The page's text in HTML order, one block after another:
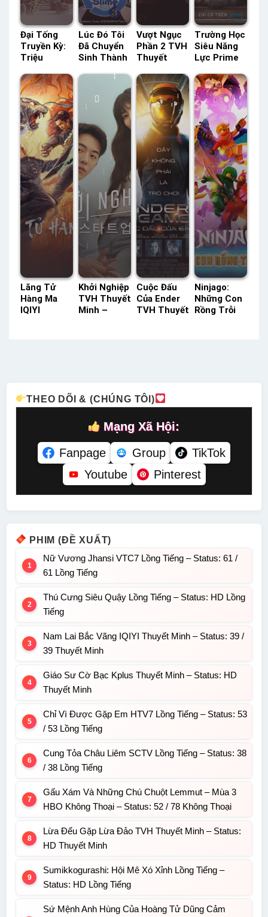
Đại Tống
Truyền Kỳ:
Triệu
SCTV Lồng
Tiếng –
Status: 72 /
72 Lồng
Tiếng
Lúc Đó Tôi
Đã Chuyển
Sinh Thành
3) ACE Lồng
Status: 26 /
Tiếng
Vượt Ngục
Phần 2 TVH
Thuyết
Status: 22 /
22 Thuyết
Minh
Trường Học
Siêu Năng
Lực Prime
– Status:
08 / 08
Lồng Tiếng
Lãng Tử
Hàng Ma
IQIYI
Khởi Nghiệp
TVH Thuyết
Minh –
Cuộc Đấu
Của Ender
TVH Thuyết
Ninjago:
Những Con
Rồng Trỗi
THEO DÕI & (CHÚNG TÔI)
Mạng Xã Hội:
Fanpage
Group
TikTok
Youtube
Pinterest
PHIM (ĐỀ XUẤT)
Nữ Vương Jhansi VTC7 Lồng Tiếng – Status: 61 /
61 Lồng Tiếng
Thú Cưng Siêu Quậy Lồng Tiếng – Status: HD Lồng
Tiếng
Nam Lai Bắc Vãng IQIYI Thuyết Minh – Status: 39 /
39 Thuyết Minh
Giáo Sư Cờ Bạc Kplus Thuyết Minh – Status: HD
Thuyết Minh
Chỉ Vì Được Gặp Em HTV7 Lồng Tiếng – Status: 53
/ 53 Lồng Tiếng
Cung Tỏa Châu Liêm SCTV Lồng Tiếng – Status: 38
/ 38 Lồng Tiếng
Gấu Xám Và Những Chú Chuột Lemmut – Mùa 3
HBO Không Thoại – Status: 52 / 78 Không Thoại
Lừa Đểu Gặp Lừa Đảo TVH Thuyết Minh – Status:
HD Thuyết Minh
Sumikkogurashi: Hội Mê Xó Xỉnh Lồng Tiếng –
Status: HD Lồng Tiếng
Sứ Mệnh Anh Hùng Của Hoàng Tử Dũng Cảm